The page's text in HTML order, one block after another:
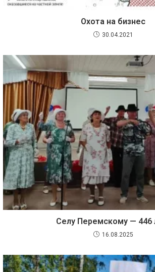
Охота на бизнес
30.04.2021
Селу Перемскому — 446
16.08.2025